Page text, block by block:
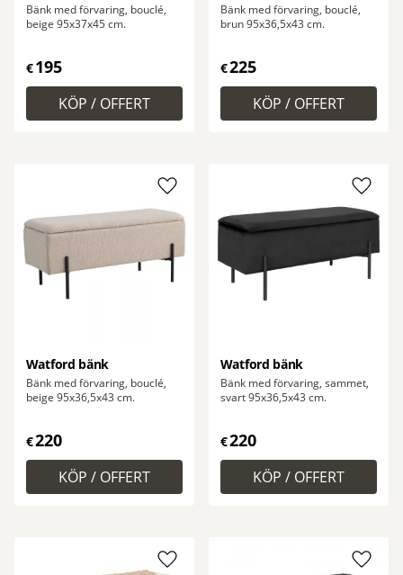
Bänk med förvaring, bouclé,
beige 95x37x45 cm.
€195
Bänk med förvaring, bouclé,
brun 95x36,5x43 cm.
€225
Watford bänk
Bänk med förvaring, bouclé,
beige 95x36,5x43 cm.
€220
Lägg till i favoriter
Watford bänk
Bänk med förvaring, sammet,
svart 95x36,5x43 cm.
€220
Lägg
Lägg till i favoriter Lägg